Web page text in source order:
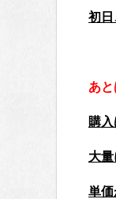
初日
あ
購
大
単価